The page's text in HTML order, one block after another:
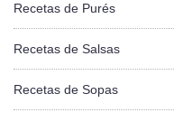
Recetas de Purés
Recetas de Salsas
Recetas de Sopas